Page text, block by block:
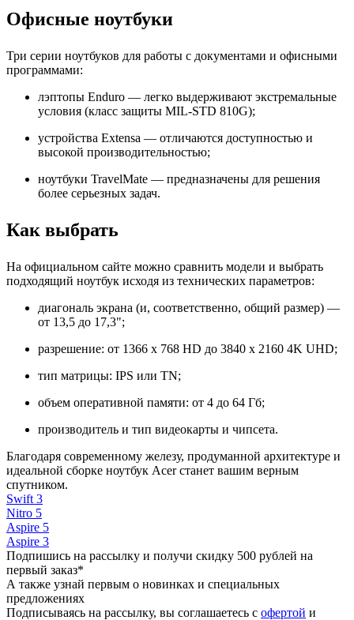
Офисные ноутбуки
Три серии ноутбуков для работы с документами и офисными
программами:
лэптопы Enduro — легко выдерживают экстремальные
условия (класс защиты MIL-STD 810G);
устройства Extensa — отличаются доступностью и
высокой производительностью;
ноутбуки TravelMate — предназначены для решения
более серьезных задач.
Как выбрать
На официальном сайте можно сравнить модели и выбрать
подходящий ноутбук исходя из технических параметров:
диагональ экрана (и, соответственно, общий размер) —
от 13,5 до 17,3";
разрешение: от 1366 x 768 HD до 3840 x 2160 4K UHD;
тип матрицы: IPS или TN;
объем оперативной памяти: от 4 до 64 Гб;
производитель и тип видеокарты и чипсета.
Благодаря современному железу, продуманной архитектуре и
идеальной сборке ноутбук Acer станет вашим верным
спутником.
Swift 3
Nitro 5
Aspire 5
Aspire 3
Подпишись на рассылку и получи скидку 500 рублей на
первый заказ*
А также узнай первым о новинках и специальных
предложениях
Подписываясь на рассылку, вы соглашаетесь с офертой и